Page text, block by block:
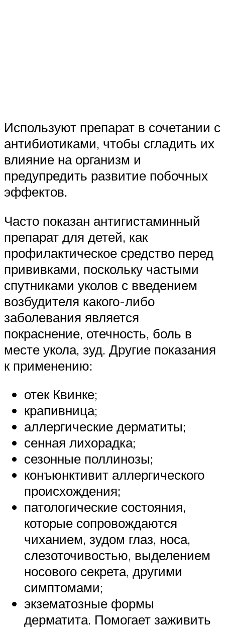
Используют препарат в сочетании с
антибиотиками, чтобы сгладить их
влияние на организм и
предупредить развитие побочных
эффектов.
Часто показан антигистаминный
препарат для детей, как
профилактическое средство перед
прививками, поскольку частыми
спутниками уколов с введением
возбудителя какого-либо
заболевания является
покраснение, отечность, боль в
месте укола, зуд. Другие показания
к применению:
отек Квинке;
крапивница;
аллергические дерматиты;
сенная лихорадка;
сезонные поллинозы;
конъюнктивит аллергического
происхождения;
патологические состояния,
которые сопровождаются
чиханием, зудом глаз, носа,
слезоточивостью, выделением
носового секрета, другими
симптомами;
экзематозные формы
дерматита. Помогает заживить